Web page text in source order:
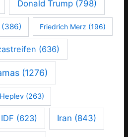
Donald Trump(798)
(386) Friedrich Merz (196)
(636)
(1276)
Heplev (263)
IDF (623) Iran (843)